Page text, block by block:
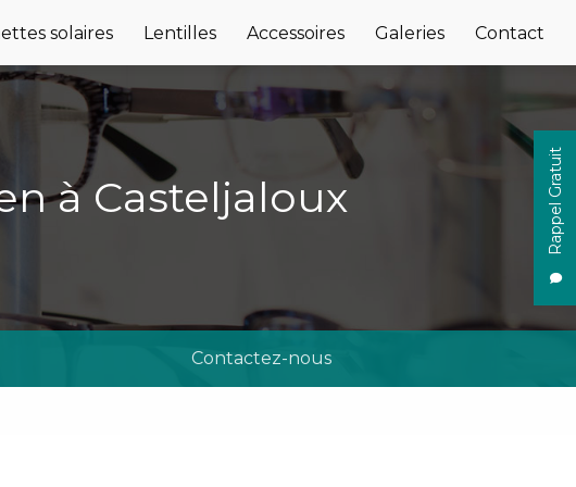
Rappel Gratuit
solaires Lentilles Accessoires Galeries Contact
à Casteljaloux
Contactez-nous